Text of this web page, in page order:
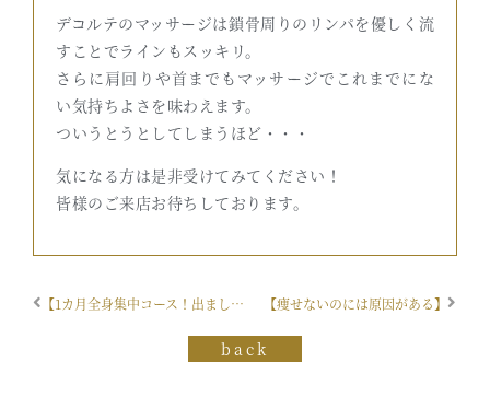
デコルテのマッサージは鎖骨周りのリンパを優しく流
すことでラインもスッキリ。
さらに肩回りや首までもマッサージでこれまでにな
い気持ちよさを味わえます。
ついうとうとしてしまうほど・・・
気になる方は是非受けてみてください！
皆様のご来店お待ちしております。
【1カ月全身集中コース！出ました】 【痩せないのには原因がある】
back